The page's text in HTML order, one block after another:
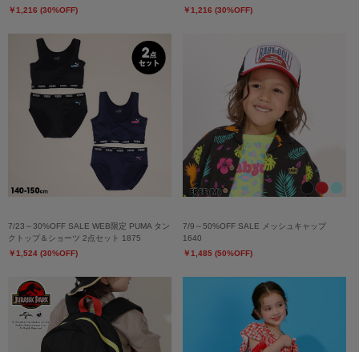
￥1,216 (30%OFF)
￥1,216 (30%OFF)
7/23～30%OFF SALE WEB限定 PUMA タン
クトップ＆ショーツ 2点セット 1875
￥1,524 (30%OFF)
7/9～50%OFF SALE メッシュキャップ
1640
￥1,485 (50%OFF)